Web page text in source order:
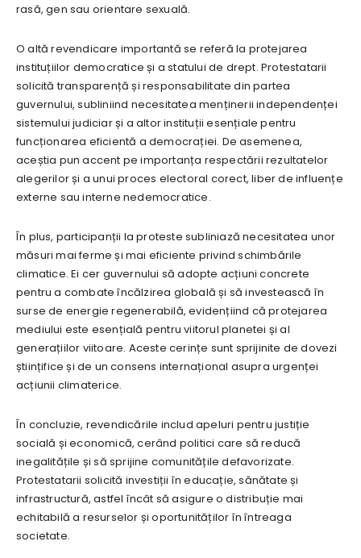
rasă, gen sau orientare sexuală.
O altă revendicare importantă se referă la protejarea
instituțiilor democratice și a statului de drept. Protestatarii
solicită transparență și responsabilitate din partea
guvernului, subliniind necesitatea menținerii independenței
sistemului judiciar și a altor instituții esențiale pentru
funcționarea eficientă a democrației. De asemenea,
aceștia pun accent pe importanța respectării rezultatelor
alegerilor și a unui proces electoral corect, liber de influențe
externe sau interne nedemocratice.
În plus, participanții la proteste subliniază necesitatea unor
măsuri mai ferme și mai eficiente privind schimbările
climatice. Ei cer guvernului să adopte acțiuni concrete
pentru a combate încălzirea globală și să investească în
surse de energie regenerabilă, evidențiind că protejarea
mediului este esențială pentru viitorul planetei și al
generațiilor viitoare. Aceste cerințe sunt sprijinite de dovezi
științifice și de un consens internațional asupra urgenței
acțiunii climaterice.
În concluzie, revendicările includ apeluri pentru justiție
socială și economică, cerând politici care să reducă
inegalitățile și să sprijine comunitățile defavorizate.
Protestatarii solicită investiții în educație, sănătate și
infrastructură, astfel încât să asigure o distribuție mai
echitabilă a resurselor și oportunităților în întreaga
societate.